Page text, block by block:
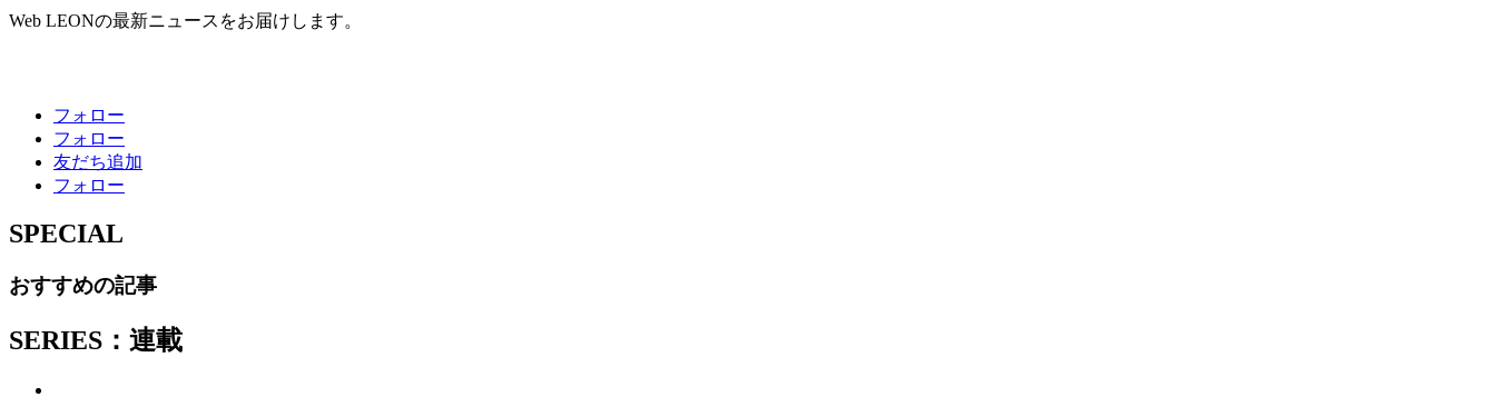
Web LEONの最新ニュースをお届けします。
フォロー
フォロー
友だち追加
フォロー
SPECIAL
おすすめの記事
SERIES：連載